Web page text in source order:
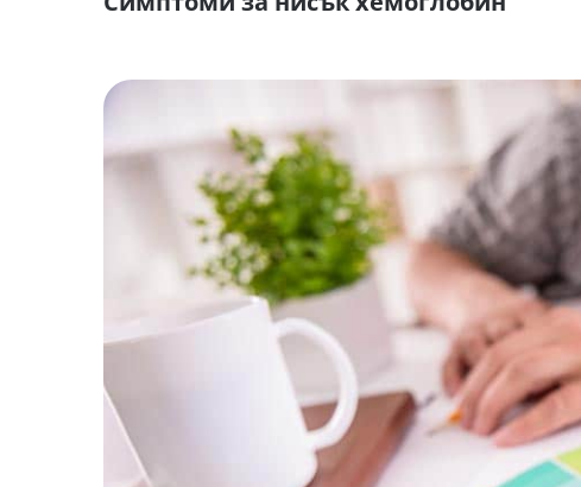
въглеродният оксид се свързва много по-лесно от
Симптоми за нисък хемоглобин